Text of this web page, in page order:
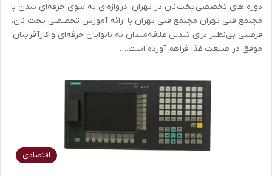
دوره های تخصصی پخت نان در تهران: دروازه‌ای به سوی حرفه‌ای شدن با
مجتمع فنی تهران مجتمع فنی تهران با ارائه آموزش تخصصی پخت نان،
فرصتی بی‌نظیر برای تبدیل علاقه‌مندان به نانوایان حرفه‌ای و کارآفرینان
موفق در صنعت غذا فراهم آورده است.…
اقتصادی